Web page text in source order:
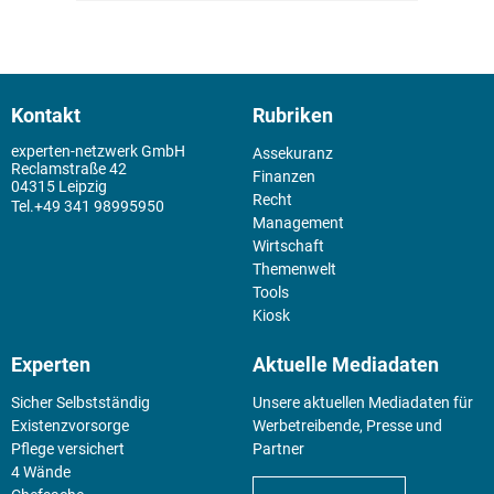
Kontakt
experten-netzwerk GmbH
Reclamstraße 42
04315 Leipzig
+49 341 98995950
Rubriken
Assekuranz
Finanzen
Recht
Management
Wirtschaft
Themenwelt
Tools
Kiosk
Experten
Sicher Selbstständig
Existenz­vorsorge
Pflege versichert
4 Wände
Aktuelle Mediadaten
Unsere aktuellen Mediadaten für
Werbetreibende, Presse und
Partner